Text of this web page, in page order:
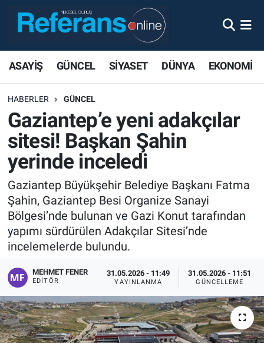
ASAYİŞ GÜNCEL SİYASET DÜNYA EKONOMİ
HABERLER GÜNCEL
Gaziantep’e yeni adakçılar
sitesi! Başkan Şahin
yerinde inceledi
Gaziantep Büyükşehir Belediye Başkanı Fatma
Şahin, Gaziantep Besi Organize Sanayi
Bölgesi’nde bulunan ve Gazi Konut tarafından
yapımı sürdürülen Adakçılar Sitesi’nde
incelemelerde bulundu.
MEHMET FENER
EDITÖR
31.05.2026 - 11:49
YAYINLANMA
31.05.2026 - 11:51
GÜNCELLEME